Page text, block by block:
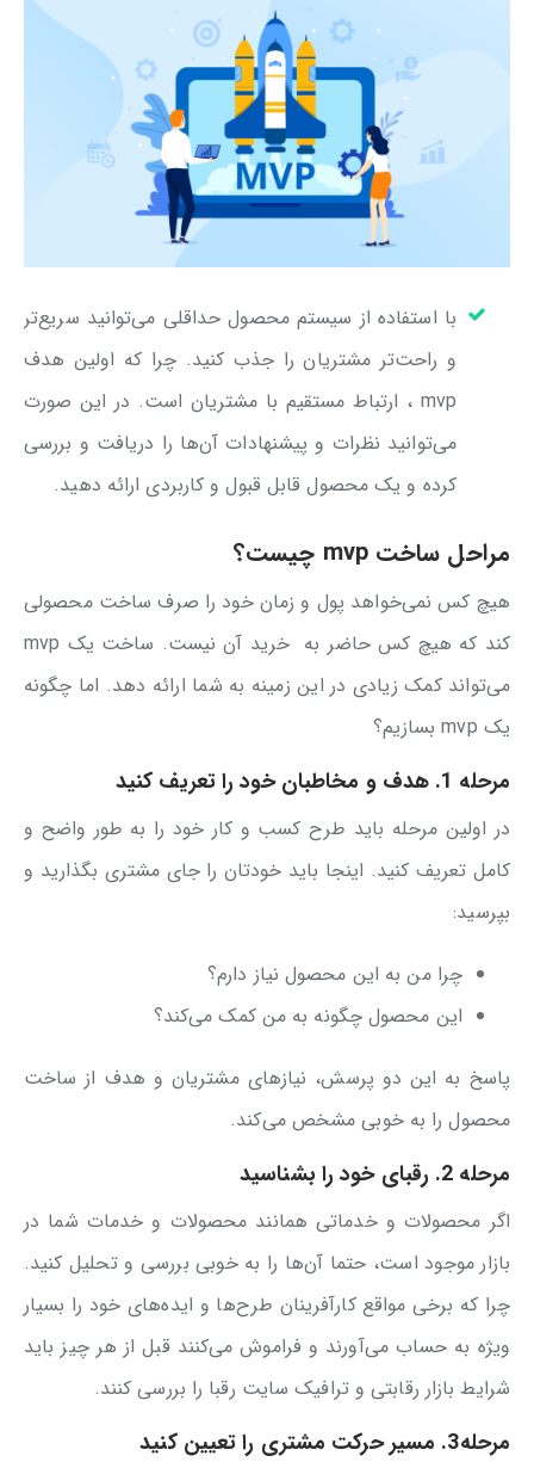
با استفاده از سیستم محصول حداقلی می‌توانید سریع‌تر
و راحت‌تر مشتریان را جذب کنید. چرا که اولین هدف
mvp ، ارتباط مستقیم با مشتریان است. در این صورت
می‌توانید نظرات و پیشنهادات آن‌ها را دریافت و بررسی
کرده و یک محصول قابل قبول و کاربردی ارائه دهید.
مراحل ساخت mvp چیست؟
هیچ کس نمی‌خواهد پول و زمان خود را صرف ساخت محصولی
کند که هیچ کس حاضر به خرید آن نیست. ساخت یک mvp
می‌تواند کمک زیادی در این زمینه به شما ارائه دهد. اما چگونه
یک mvp بسازیم؟
مرحله 1. هدف و مخاطبان خود را تعریف کنید
در اولین مرحله باید طرح کسب و کار خود را به طور واضح و
کامل تعریف کنید. اینجا باید خودتان را جای مشتری بگذارید و
بپرسید:
چرا من به این محصول نیاز دارم؟
این محصول چگونه به من کمک می‌کند؟
پاسخ به این دو پرسش، نیازهای مشتریان و هدف از ساخت
محصول را به خوبی مشخص می‌کند.
مرحله 2. رقبای خود را بشناسید
اگر محصولات و خدماتی همانند محصولات و خدمات شما در
بازار موجود است، حتما آن‌ها را به خوبی بررسی و تحلیل کنید.
چرا که برخی مواقع کارآفرینان طرح‌ها و ایده‌های خود را بسیار
ویژه به حساب می‌آورند و فراموش می‌کنند قبل از هر چیز باید
شرایط بازار رقابتی و ترافیک سایت رقبا را بررسی کنند.
مرحله3. مسیر حرکت مشتری را تعیین کنید